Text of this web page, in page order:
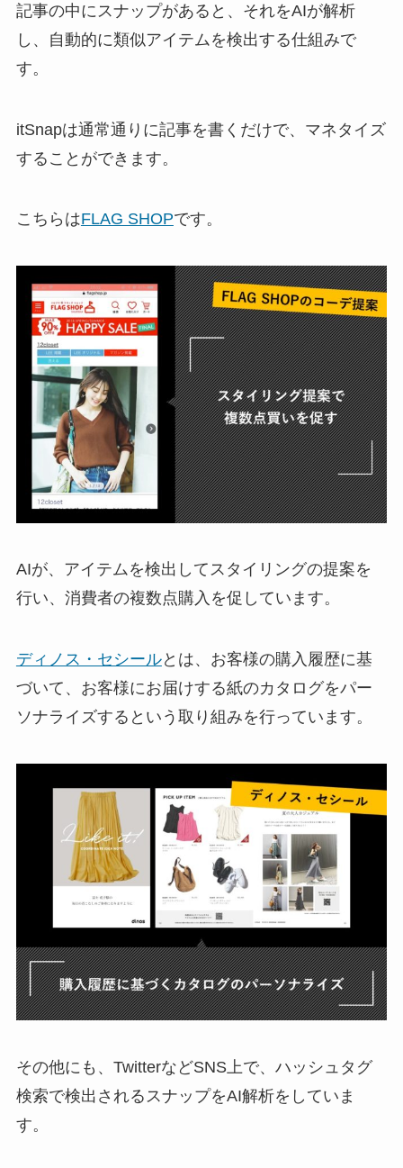
記事の中にスナップがあると、それをAIが解析
し、自動的に類似アイテムを検出する仕組みで
す。
itSnapは通常通りに記事を書くだけで、マネタイズ
することができます。
こちらはFLAG SHOPです。
AIが、アイテムを検出してスタイリングの提案を
行い、消費者の複数点購入を促しています。
ディノス・セシールとは、お客様の購入履歴に基
づいて、お客様にお届けする紙のカタログをパー
ソナライズするという取り組みを行っています。
その他にも、TwitterなどSNS上で、ハッシュタグ
検索で検出されるスナップをAI解析をしていま
す。